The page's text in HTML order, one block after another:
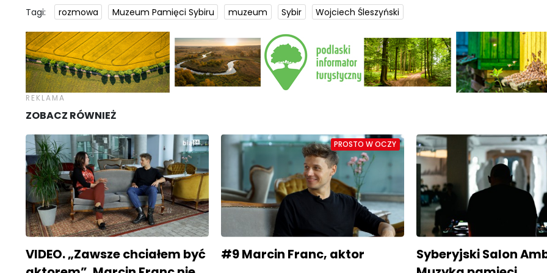
Tagi: rozmowa Muzeum Pamięci Sybiru muzeum Sybir Wojciech Śleszyński
ZOBACZ RÓWNIEŻ
VIDEO. „Zawsze chciałem być
#9 Marcin Franc, aktor
PROSTO W OCZY
Syberyjski Salon